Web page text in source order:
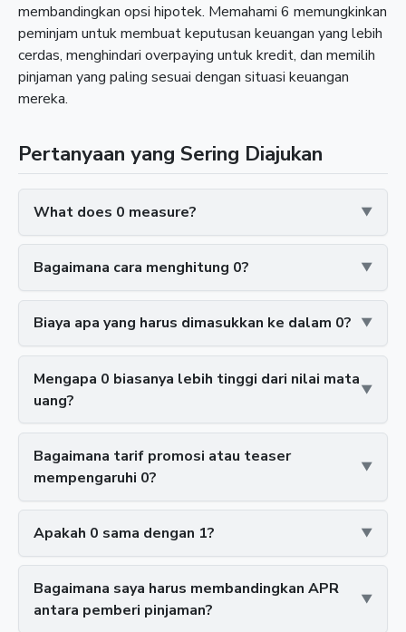
membandingkan opsi hipotek. Memahami 6 memungkinkan
peminjam untuk membuat keputusan keuangan yang lebih
cerdas, menghindari overpaying untuk kredit, dan memilih
pinjaman yang paling sesuai dengan situasi keuangan
mereka.
Pertanyaan yang Sering Diajukan
What does 0 measure?
Bagaimana cara menghitung 0?
Biaya apa yang harus dimasukkan ke dalam 0?
Mengapa 0 biasanya lebih tinggi dari nilai mata
uang?
Bagaimana tarif promosi atau teaser
mempengaruhi 0?
Apakah 0 sama dengan 1?
Bagaimana saya harus membandingkan APR
antara pemberi pinjaman?